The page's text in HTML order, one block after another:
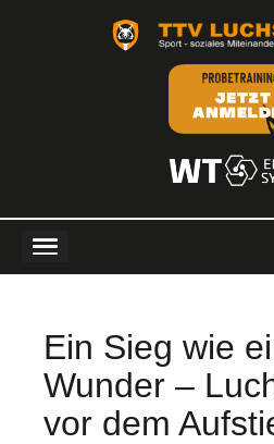
Ein Sieg wie
Wunder –
vor dem